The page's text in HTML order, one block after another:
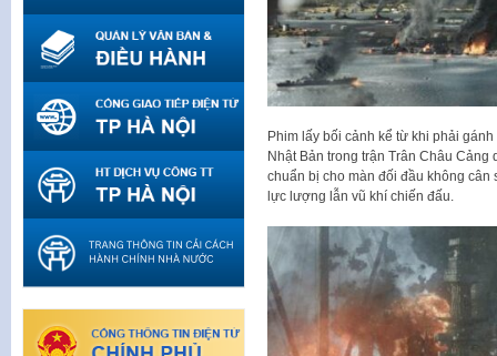
Phim lấy bối cảnh kể từ khi phải
Nhật Bản trong trận Trân Châu
chuẩn bị cho màn đối đầu không cân
lực lượng lẫn vũ khí chiến đấu.